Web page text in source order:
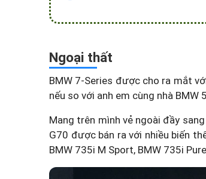
Ngoại thất
BMW 7-Series được cho ra mắt
nếu so với anh em cùng nhà BMW
Mang trên mình vẻ ngoài đầy
G70 được bán ra với nhiều biến
BMW 735i M Sport, BMW 735i